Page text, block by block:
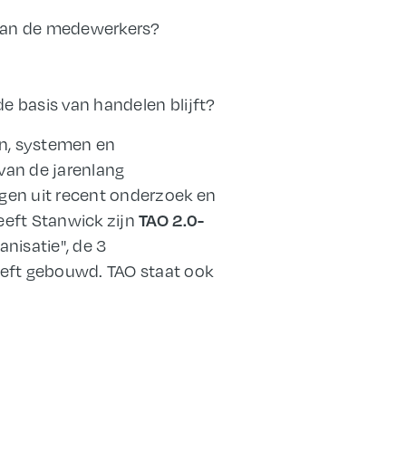
de medewerkers?
basis van handelen blijft?
systemen en
de jarenlang
uit recent onderzoek en
Stanwick zijnTAO 2.0-
de 3
gebouwd. TAO staat ook